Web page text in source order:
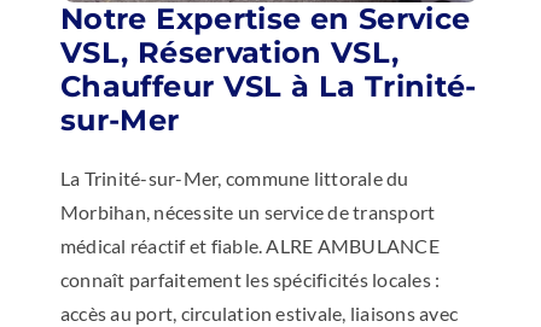
Notre Expertise en Service
VSL, Réservation VSL,
Chauffeur VSL à La Trinité-
sur-Mer
La Trinité-sur-Mer, commune littorale du
Morbihan, nécessite un service de transport
médical réactif et fiable. ALRE AMBULANCE
connaît parfaitement les spécificités locales :
accès au port, circulation estivale, liaisons avec